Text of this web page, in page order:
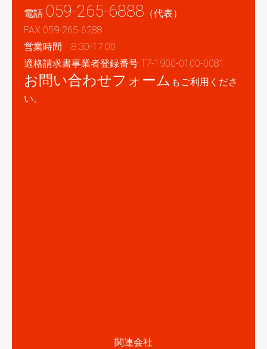
電話 059-265-6888 （代表）
FAX 059-265-6288
営業時間 8:30-17:00
適格請求書事業者登録番号 T7-1900-0100-0081
お問い合わせフォーム もご利用くださ
い。
関連会社